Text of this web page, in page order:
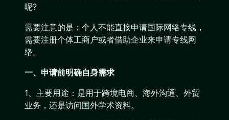
呢?
需要注意的是：个人不能直接申请国际网络专线，
需要注册个体工商户或者借助企业来申请专线网
络。
一、申请前明确自身需求
1、主要用途：是用于跨境电商、海外沟通、外贸
业务，还是访问国外学术资料。